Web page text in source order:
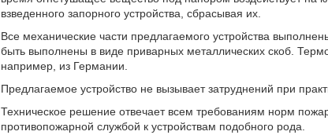
взведенного запорного устройства, сбрасывая их.
Все механические части предлагаемого устройства
быть выполнены в виде приварных металлических скоб.
например, из Германии.
Предлагаемое устройство не вызывает затруднений при
Техническое решение отвечает всем требованиям норм
противопожарной службой к устройствам подобного рода.